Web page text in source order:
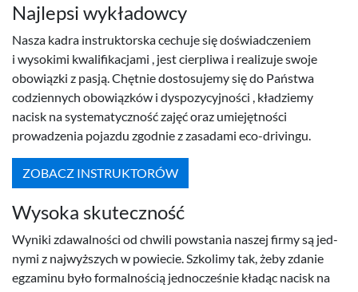
Najlepsi wykład­owcy
Nasza kadra instruk­torska cechuje się doświad­cze­niem
i wysokimi kwal­i­fikac­jami , jest cier­pliwa i real­izuje swoje
obow­iązki z pasją. Chęt­nie dos­to­su­jemy się do Państwa
codzi­en­nych obow­iązków i dys­pozy­cyjności , kładziemy
nacisk na sys­tem­aty­czność zajęć oraz umiejęt­ności
prowadzenia pojazdu zgod­nie z zasadami eco-​drivingu.
ZOBACZ INSTRUK­TORÓW
Wysoka skuteczność
Wyniki zdawal­ności od chwili pow­sta­nia naszej firmy są jed­
nymi z najwyższych w powiecie. Szkolimy tak, żeby zdanie
egza­minu było for­mal­noś­cią jed­nocześnie kładąc nacisk na